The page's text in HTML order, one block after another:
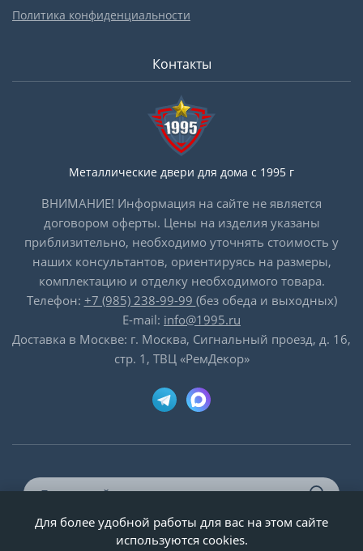
Политика конфиденциальности
Контакты
Металлические двери для дома с 1995 г
ВНИМАНИЕ! Информация на сайте не является
договором оферты. Цены на изделия указаны
приблизительно, необходимо уточнять стоимость у
наших консультантов, ориентируясь на размеры,
комплектацию и отделку необходимого товара.
Телефон: +7 (985) 238-99-99 (без обеда и выходных)
E-mail: info@1995.ru
Доставка в Москве: г. Москва, Сигнальный проезд, д. 16,
стр. 1, ТВЦ «РемДекор»
© ООО «Двери-и-точка», ИНН 5020092947, 1995-2026 г.
Для более удобной работы для вас на этом сайте
используются cookies.